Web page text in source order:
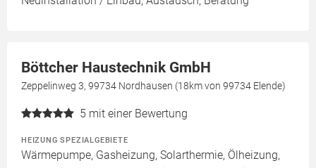
Böttcher Haustechnik GmbH
Zeppelinweg 3, 99734 Nordhausen (18km von 99734 Elende)
5 mit einer Bewertung
HEIZUNG SPEZIALGEBIETE
Wärmepumpe, Gasheizung, Solarthermie, Ölheizung,